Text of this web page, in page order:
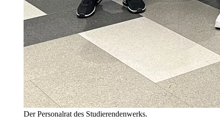
Der Personalrat des Studierendenwerks.